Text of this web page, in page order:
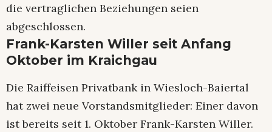
die vertraglichen Beziehungen seien
abgeschlossen.
Frank-Karsten Willer seit Anfang
Oktober im Kraichgau
Die Raiffeisen Privatbank in Wiesloch-Baiertal
hat zwei neue Vorstandsmitglieder: Einer davon
ist bereits seit 1. Oktober Frank-Karsten Willer.